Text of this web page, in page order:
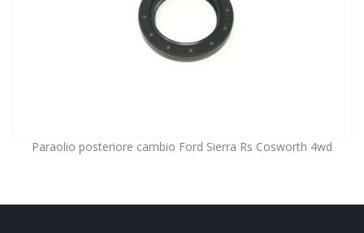
Paraolio posteriore cambio Ford Sierra Rs Cosworth 4wd